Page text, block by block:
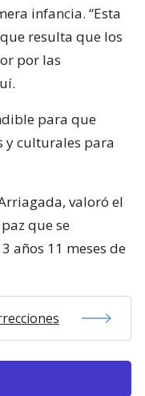
infancia. “Esta
resulta que los
por las
para que
y culturales para
valoró el
que se
años 11 meses de